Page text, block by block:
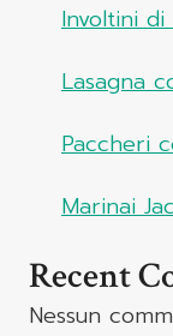
Involtini
Lasagna
Paccheri
Marinai
Recent
Nessun